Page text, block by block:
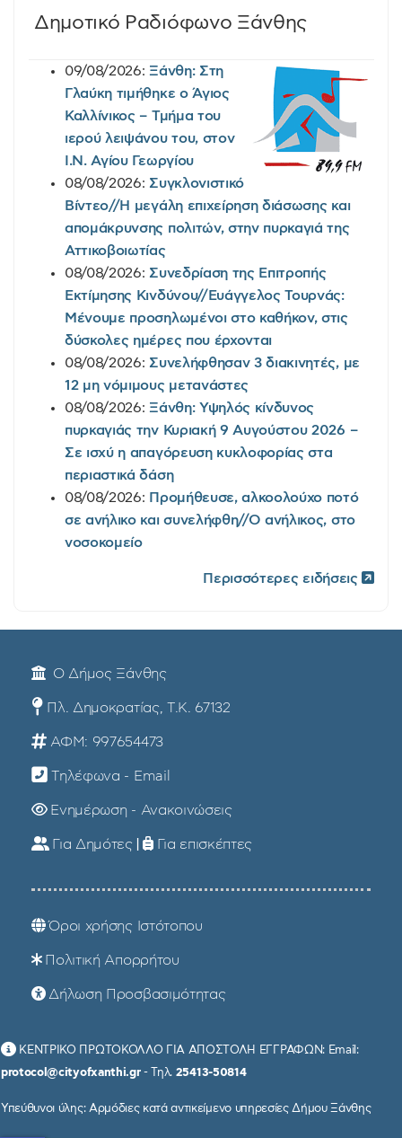
Δημοτικό Ραδιόφωνο Ξάνθης
09/08/2026: Ξάνθη: Στη
Γλαύκη τιμήθηκε ο Άγιος
Καλλίνικος – Τμήμα του
ιερού λειψάνου του, στον
Ι.Ν. Αγίου Γεωργίου
08/08/2026: Συγκλονιστικό
Βίντεο//Η μεγάλη επιχείρηση διάσωσης και
απομάκρυνσης πολιτών, στην πυρκαγιά της
Αττικοβοιωτίας
08/08/2026: Συνεδρίαση της Επιτροπής
Εκτίμησης Κινδύνου//Ευάγγελος Τουρνάς:
Μένουμε προσηλωμένοι στο καθήκον, στις
δύσκολες ημέρες που έρχονται
08/08/2026: Συνελήφθησαν 3 διακινητές, με
12 μη νόμιμους μετανάστες
08/08/2026: Ξάνθη: Υψηλός κίνδυνος
πυρκαγιάς την Κυριακή 9 Αυγούστου 2026 –
Σε ισχύ η απαγόρευση κυκλοφορίας στα
περιαστικά δάση
08/08/2026: Προμήθευσε, αλκοολούχο ποτό
σε ανήλικο και συνελήφθη//Ο ανήλικος, στο
νοσοκομείο
Περισσότερες ειδήσεις
Ο Δήμος Ξάνθης
Πλ. Δημοκρατίας, Τ.Κ. 67132
ΑΦΜ: 997654473
Τηλέφωνα - Email
Ενημέρωση - Ανακοινώσεις
Για Δημότες | Για επισκέπτες
Όροι χρήσης Ιστότοπου
Πολιτική Απορρήτου
Δήλωση Προσβασιμότητας
ΚΕΝΤΡΙΚΟ ΠΡΩΤΟΚΟΛΛΟ ΓΙΑ ΑΠΟΣΤΟΛΗ ΕΓΓΡΑΦΩΝ: Email:
protocol@cityofxanthi.gr- Τηλ. 25413-50814
Υπεύθυνοι ύλης: Αρμόδιες κατά αντικείμενο υπηρεσίες Δήμου Ξάνθης